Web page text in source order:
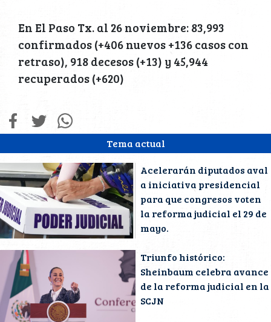
Tema actual
Acelerarán diputados aval
a iniciativa presidencial
para que congresos voten
la reforma judicial el 29 de
mayo.
Triunfo histórico:
Sheinbaum celebra avance
de la reforma judicial en la
SCJN
En El Paso Tx. al 26 noviembre: 83,993
confirmados (+406 nuevos +136 casos con
retraso), 918 decesos (+13) y 45,944
recuperados (+620)